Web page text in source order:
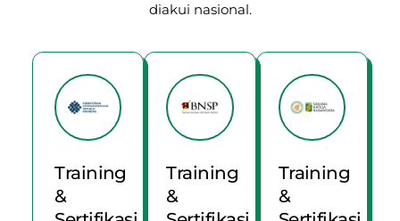
diakui nasional.
Training
&
Training
&
Training
&